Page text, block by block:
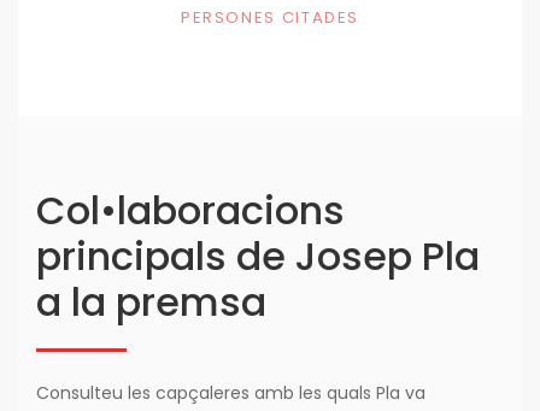
PERSONES CITADES
Col•laboracions
principals de Josep Pla
a la premsa
Consulteu les capçaleres amb les quals Pla va